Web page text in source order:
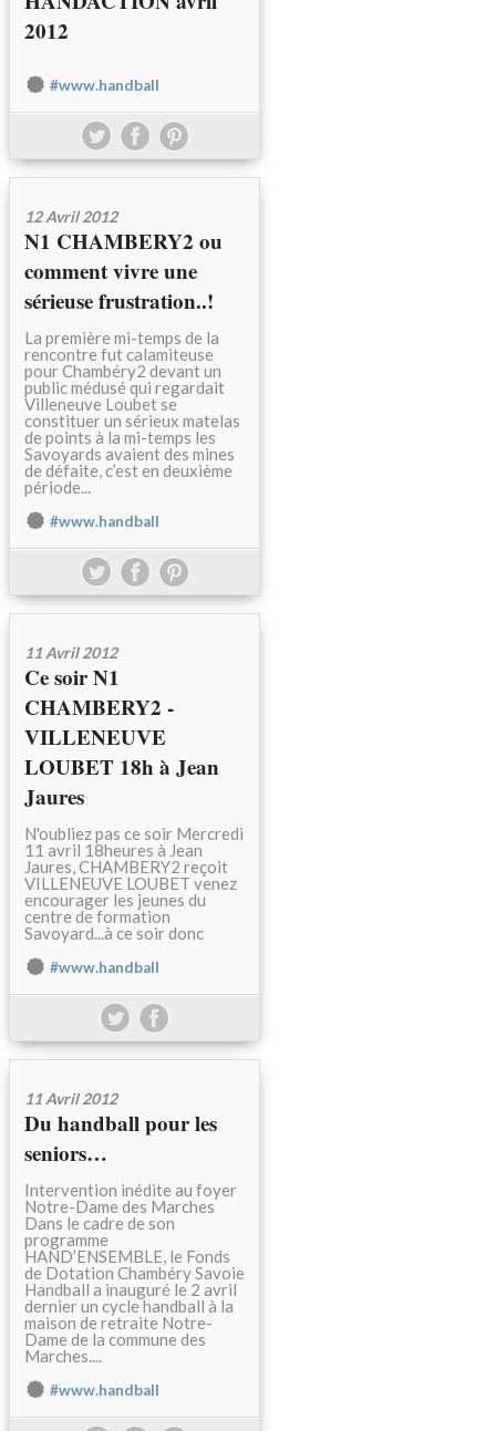
2012
#www.handball
12 Avril 2012
N1 CHAMBERY2 ou
comment vivre une
sérieuse frustration..!
La première mi-temps de la
rencontre fut calamiteuse
pour Chambéry2 devant un
public médusé qui regardait
Villeneuve Loubet se
constituer un sérieux matelas
de points à la mi-temps les
Savoyards avaient des mines
de défaite, c’est en deuxième
période...
#www.handball
11 Avril 2012
Ce soir N1
CHAMBERY2 -
VILLENEUVE
LOUBET 18h à Jean
Jaures
N'oubliez pas ce soir Mercredi
11 avril 18heures à Jean
Jaures, CHAMBERY2 reçoit
VILLENEUVE LOUBET venez
encourager les jeunes du
centre de formation
Savoyard...à ce soir donc
#www.handball
11 Avril 2012
Du handball pour les
seniors…
Intervention inédite au foyer
Notre-Dame des Marches
Dans le cadre de son
programme
HAND’ENSEMBLE, le Fonds
de Dotation Chambéry Savoie
Handball a inauguré le 2 avril
dernier un cycle handball à la
maison de retraite Notre-
Dame de la commune des
Marches....
#www.handball